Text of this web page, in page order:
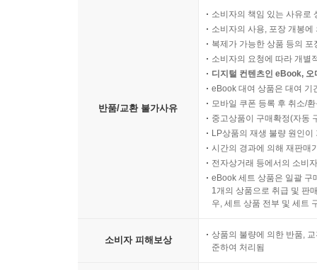
반품/교환 불가사유
소비자의 책임 있는 사유로
소비자의 사용, 포장 개봉
복제가 가능한 상품 등의
소비자의 요청에 따라 개별
디지털 컨텐츠인 eBook,
eBook 대여 상품은 대여 기
모바일 쿠폰 등록 후 취소/
중고상품이 구매확정(자동
LP상품의 재생 불량 원인
시간의 경과에 의해 재판매
전자상거래 등에서의 소비
eBook 세트 상품은 일괄 구
1개의 상품으로 취급 및 판
우, 세트 상품 전부 및 세트
소비자 피해보상
상품의 불량에 의한 반품,
준하여 처리됨